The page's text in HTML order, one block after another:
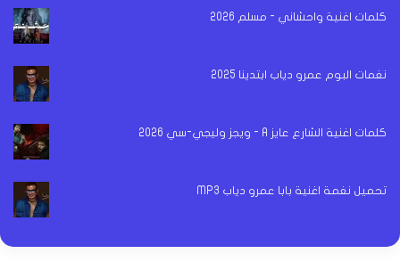
كلمات اغنية واحشاني - مسلم 2026
نغمات البوم عمرو دياب ابتدينا 2025
كلمات اغنية الشارع عايز A - ويجز وليجي-سي 2026
تحميل نغمة اغنية بابا عمرو دياب MP3